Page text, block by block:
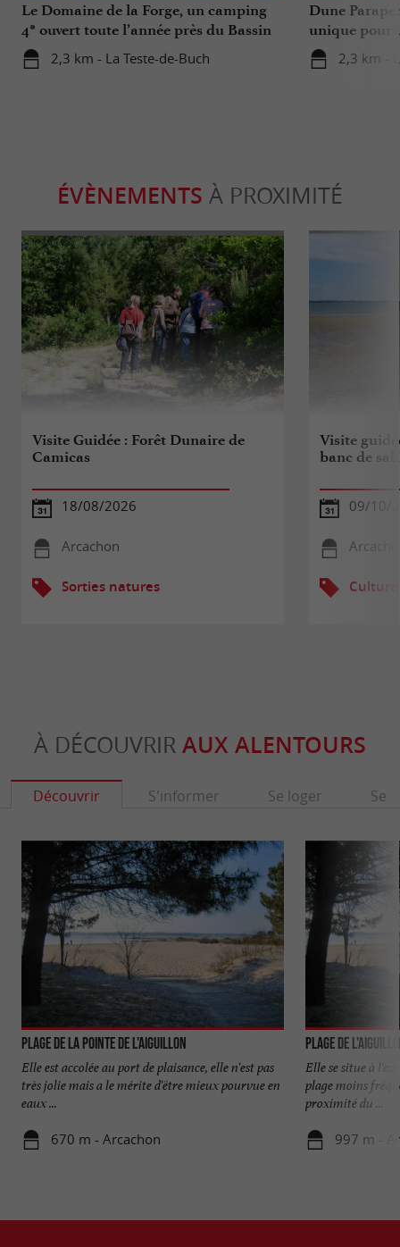
Le Domaine de la Forge, un camping
4* ouvert toute l’année près du Bassin
d’Arcachon
2,3 km - La Teste-de-Buch
Dune
unique pour
Gironde
2,3 km -
ÉVÈNEMENTS À PROXIMITÉ
Visite Guidée : Forêt Dunaire de
Camicas
18/08/2026
Arcachon
Sorties natures
Visite
banc de
09/10/
Culture
À DÉCOUVRIR AUX ALENTOURS
Découvrir S'informer Se loger Se
Plage de la Pointe de l'Aiguillon
Elle est accolée au port de plaisance, elle n'est pas
très jolie mais a le mérite d'être mieux pourvue en
eaux ...
670 m - Arcachon
Plage de
Elle se situe à
plage moins
proximité du ...
997 m -